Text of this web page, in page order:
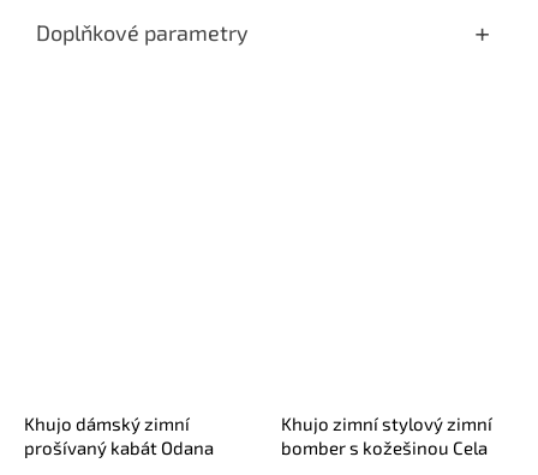
Doplňkové parametry
Khujo dámský zimní
prošívaný kabát Odana
Khujo zimní stylový zimní
bomber s kožešinou Cela